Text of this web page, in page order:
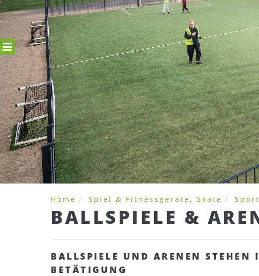
Home Spiel & Fitnessgeräte, Skate
BALLSPIELE &
BALLSPIELE UND ARENEN STEHEN
BETÄTIGUNG